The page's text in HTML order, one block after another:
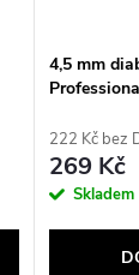
4,5 mm
222 Kč bez
269 Kč
Skladem